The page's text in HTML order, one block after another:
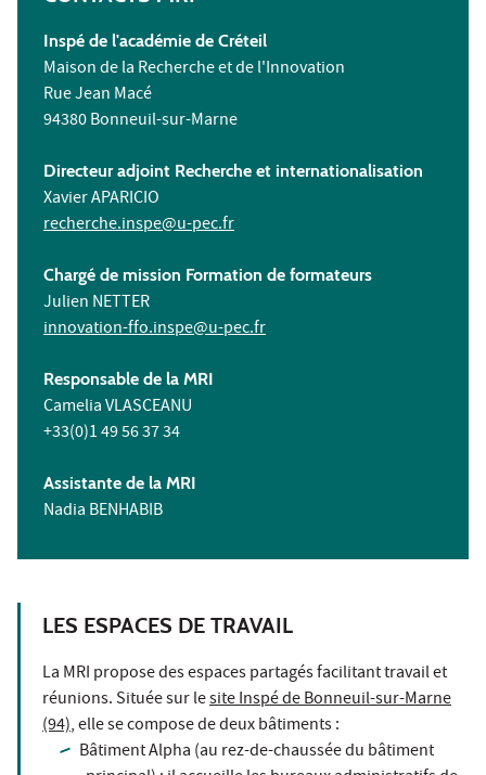
Inspé de l'académie de Créteil
Maison de la Recherche et de l'Innovation
Rue Jean Macé
94380 Bonneuil-sur-Marne
Directeur adjoint Recherche et internationalisation
Xavier APARICIO
recherche.inspe@u-pec.fr
Chargé de mission Formation de formateurs
Julien NETTER
innovation-ffo.inspe@u-pec.fr
Responsable de la MRI
Camelia VLASCEANU
+33(0)1 49 56 37 34
Assistante de la MRI
Nadia BENHABIB
LES ESPACES DE TRAVAIL
La MRI propose des espaces partagés facilitant travail et
réunions. Située sur lesite Inspé de Bonneuil-sur-Marne
(94), elle se compose de deux bâtiments :
Bâtiment Alpha (au rez-de-chaussée du bâtiment